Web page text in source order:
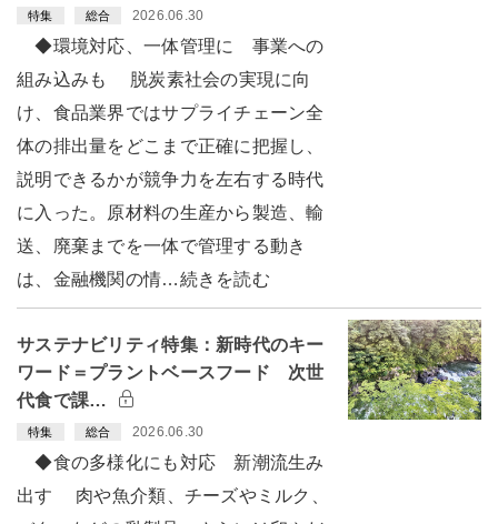
特集 総合 2026.06.30
◆環境対応、一体管理に 事業への
組み込みも 脱炭素社会の実現に向
け、食品業界ではサプライチェーン全
体の排出量をどこまで正確に把握し、
説明できるかが競争力を左右する時代
に入った。原材料の生産から製造、輸
送、廃棄までを一体で管理する動き
は、金融機関の情…続きを読む
サステナビリティ特集：新時代のキー
ワード＝プラントベースフード 次世
代食で課…
特集 総合 2026.06.30
◆食の多様化にも対応 新潮流生み
出す 肉や魚介類、チーズやミルク、